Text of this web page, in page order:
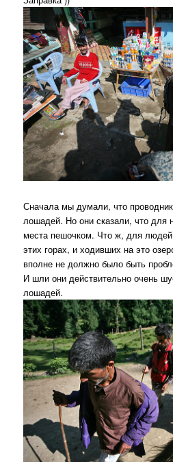
Сначала мы думали, что
лошадей. Но они сказали, что для
места пешочком. Что ж, для
этих горах, и ходивших на это
вполне не должно было быть
И шли они действительно очень
лошадей.